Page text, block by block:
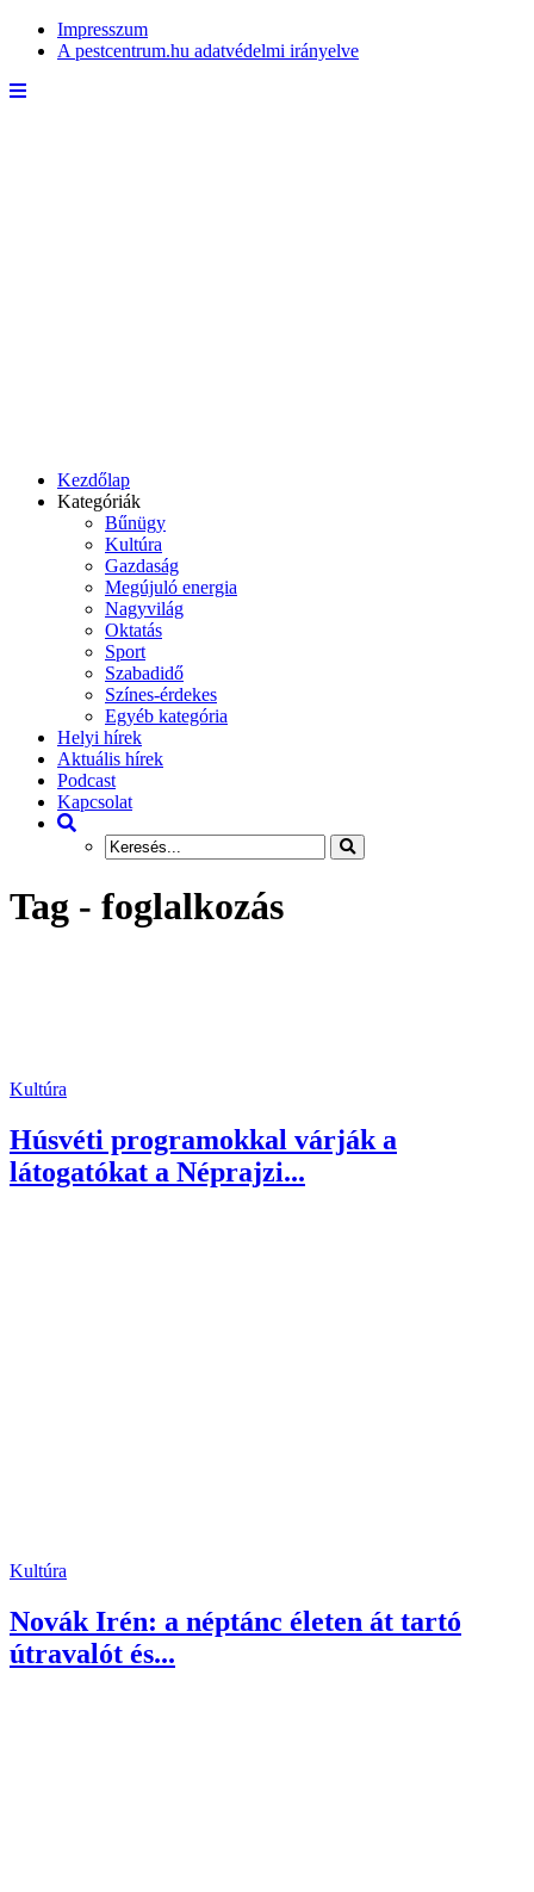
Impresszum
A pestcentrum.hu adatvédelmi irányelve
Kezdőlap
Kategóriák
Bűnügy
Kultúra
Gazdaság
Megújuló energia
Nagyvilág
Oktatás
Sport
Szabadidő
Színes-érdekes
Egyéb kategória
Helyi hírek
Aktuális hírek
Podcast
Kapcsolat
Tag - foglalkozás
Kultúra
Húsvéti programokkal várják a
látogatókat a Néprajzi...
Kultúra
Novák Irén: a néptánc életen át tartó
útravalót és...